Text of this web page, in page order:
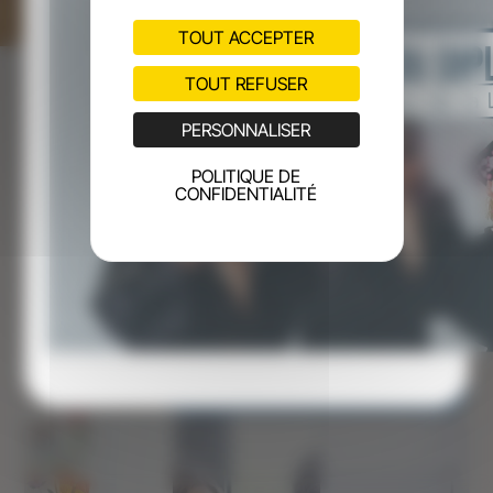
Nos formations à la Une
L’IFSO propose desformations diplômantes
assistant de soins en gérontologie. Nous avons
les professionnels du secteur de la santé et du médico-
social.
VOIR TOUTES LES FORMATIONS
TOUT ACCEPTER
TOUT REFUSER
PERSONNALISER
POLITIQUE DE
CONFIDENTIALITÉ